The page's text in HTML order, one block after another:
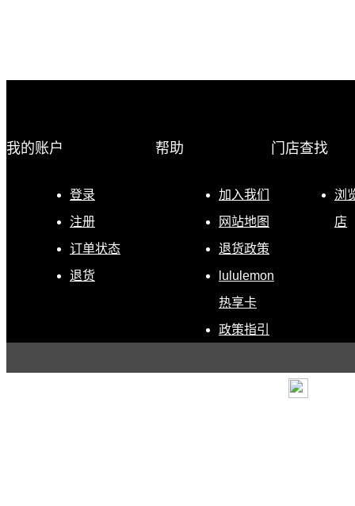
我的账户
登录
注册
订单状态
退货
帮助
加入我们
网站地图
退货政策
lululemon
热享卡
政策指引
门店查找
浏
店